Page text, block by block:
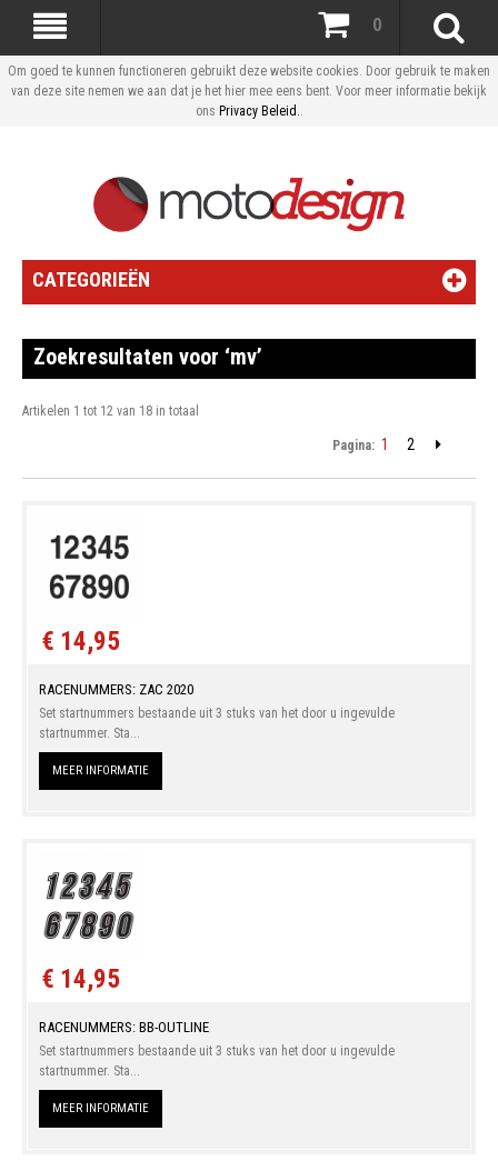
Om goed te kunnen functioneren gebruikt deze website cookies. Door gebruik te maken
van deze site nemen we aan dat je het hier mee eens bent. Voor meer informatie bekijk
ons Privacy Beleid..
0
CATEGORIEËN
Zoekresultaten voor ‘mv’
Artikelen 1 tot 12 van 18 in totaal
Pagina: 1 2
€ 14,95
RACENUMMERS: ZAC 2020
Set startnummers bestaande uit 3 stuks van het door u ingevulde
startnummer. Sta...
MEER INFORMATIE
€ 14,95
RACENUMMERS: BB-OUTLINE
Set startnummers bestaande uit 3 stuks van het door u ingevulde
startnummer. Sta...
MEER INFORMATIE